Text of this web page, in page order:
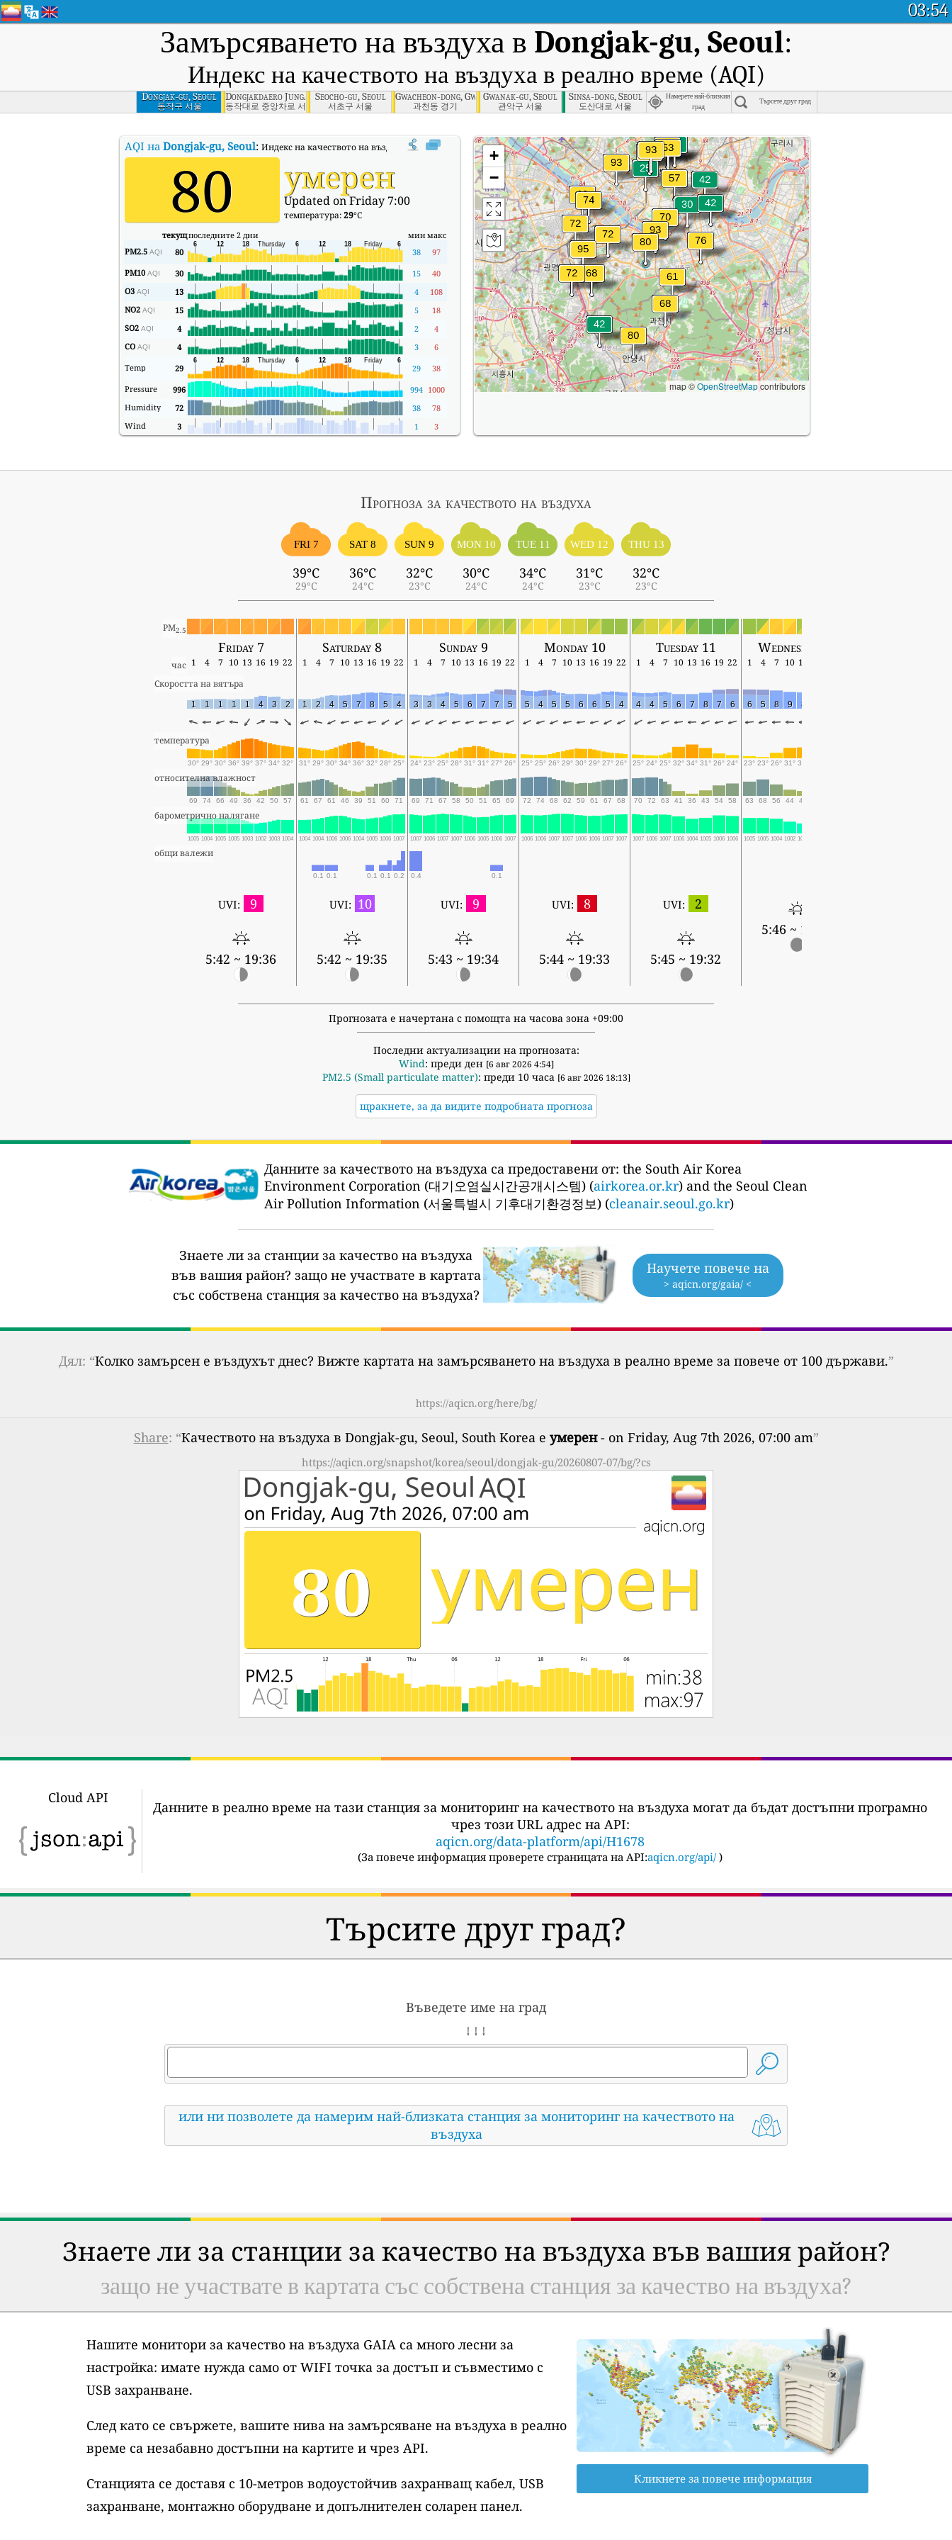
03:54
Замърсяването на въздуха в Dongjak-gu, Seoul:
Индекс на качеството на въздуха в реално време (AQI)
Dongjak-gu, Seoul
동작구 서울
Dongjakdaero Jungangcharo, Seoul
동작대로 중앙차로 서울
Seocho-gu, Seoul
서초구 서울
Gwacheon-dong, Gwacheon-si, Gyeonggi
과천동 경기
Gwanak-gu, Seoul
관악구 서울
Sinsa-dong, Seoul
도산대로 서울
Намерете най-близкия
град
Търсете друг град
AQI на Dongjak-gu, Seoul: Индекс на качеството на въздуха в реално време (AQI) на Dongjak-gu, Seoul.
80 умерен
Updated on Friday 7:00
температура:29°C
текущпоследните 2 дни минмакс
PM2.5 AQI 80 38
97
PM10 AQI 30 15
40
O3 AQI 13 4
108
NO2 AQI 15 5
18
SO2 AQI 4 2
4
CO AQI 4 3
6
Temp
29 29
38
Pressure
996 994 1000
Humidity
72 38
78
Wind
3 1 3
+
−
map ©OpenStreetMapcontributors
Прогноза за качеството на въздуха
FRI 7
39°C
29°C
SAT 8
36°C
24°C
SUN 9
32°C
23°C
MON 10
30°C
24°C
TUE 11
34°C
24°C
WED 12
31°C
23°C
THU 13
32°C
23°C
PM2.5
Friday 7 Saturday 8 Sunday 9 Monday 10 Tuesday 11 Wednesday 12
час 1 4 7 10 13 16 19 22 1 4 7 10 13 16 19 22 1 4 7 10 13 16 19 22 1 4 7 10 13 16 19 22 1 4 7 10 13 16 19 22 1 4 7 10 13
Скоростта на вятъра
1 1 1 1 1 4 3 2 1 2 4 5 7 8 5 4 3 3 4 5 6 7 7 5 5 4 5 5 6 6 5 4 4 4 5 6 7 8 7 6 6 5 8 9 8
температура
30° 29° 30° 36° 39° 37° 34° 32° 31° 29° 30° 34° 36° 32° 28° 25° 24° 23° 25° 28° 31° 31° 27° 26° 25° 25° 26° 29° 30° 29° 27° 26° 25° 24° 25° 32° 34° 31° 26° 24° 23° 23° 26° 31° 31°
относителна влажност
69 74 66 49 36 42 50 57 61 67 61 46 39 51 60 71 69 71 67 58 50 51 65 69 72 74 68 62 59 61 67 68 70 72 63 41 36 43 54 58 63 68 56 44 42
барометрично налягане
1005 1004 1005 1005 1003 1002 1003 1004 1004 1004 1006 1006 1004 1005 1006 1007 1007 1006 1007 1007 1006 1005 1006 1007 1006 1006 1007 1007 1006 1006 1007 1007 1007 1006 1007 1006 1004 1005 1006 1006 1005 1005 1004 1002 1001
общи валежи
0.1 0.1 0.1 0.1 0.2 0.4 0.1
UVI: 9
5:42 ~ 19:36
UVI: 10
5:42 ~ 19:35
UVI: 9
5:43 ~ 19:34
UVI: 8
5:44 ~ 19:33
UVI: 2
5:45 ~ 19:32
5:46 ~ 19:30
Прогнозата е начертана с помощта на часова зона +09:00
Последни актуализации на прогнозата:
Wind: преди ден [6 авг 2026 4:54]
PM2.5 (Small particulate matter): преди 10 часа [6 авг 2026 18:13]
щракнете, за да видите подробната прогноза
Данните за качеството на въздуха са предоставени от: the South Air Korea
Environment Corporation (대기오염실시간공개시스템) (airkorea.or.kr) and the Seoul Clean
Air Pollution Information (서울특별시 기후대기환경정보) (cleanair.seoul.go.kr)
Знаете ли за станции за качество на въздуха
във вашия район? защо не участвате в картата
със собствена станция за качество на въздуха?
Научете повече на
> aqicn.org/gaia/ <
Дял: “Колко замърсен е въздухът днес? Вижте картата на замърсяването на въздуха в реално време за повече от 100 държави.”
https://aqicn.org/here/bg/
Share: “Качеството на въздуха в Dongjak-gu, Seoul, South Korea е умерен- on Friday, Aug 7th 2026, 07:00 am”
https://aqicn.org/snapshot/korea/seoul/dongjak-gu/20260807-07/bg/?cs
Cloud API
Данните в реално време на тази станция за мониторинг на качеството на въздуха могат да бъдат достъпни програмно
чрез този URL адрес на API:
aqicn.org/data-platform/api/H1678
(За повече информация проверете страницата на API:aqicn.org/api/ )
Търсите друг град?
Въведете име на град
↓ ↓ ↓
или ни позволете да намерим най-близката станция за мониторинг на качеството на
въздуха
Знаете ли за станции за качество на въздуха във вашия район?
защо не участвате в картата със собствена станция за качество на въздуха?
Нашите монитори за качество на въздуха GAIA са много лесни за
настройка: имате нужда само от WIFI точка за достъп и съвместимо с
USB захранване.
След като се свържете, вашите нива на замърсяване на въздуха в реално
време са незабавно достъпни на картите и чрез API.
Станцията се доставя с 10-метров водоустойчив захранващ кабел, USB
захранване, монтажно оборудване и допълнителен соларен панел.
Кликнете за повече информация